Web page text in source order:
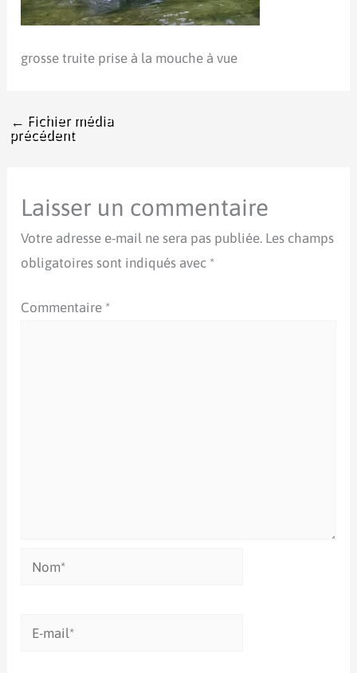
grosse truite prise à la mouche à vue
←
Fichier média
précédent
Laisser un commentaire
Votre adresse e-mail ne sera pas publiée. Les champs
obligatoires sont indiqués avec *
Commentaire *
Nom*